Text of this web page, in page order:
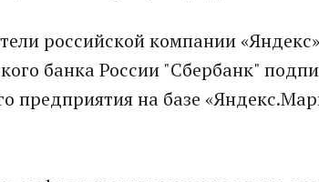
российской компании
банка России "Сбербанк"
предприятия на базе